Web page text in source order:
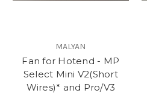
MALYAN
Fan for Hotend - MP
Select Mini V2(Short
Wires)* and Pro/V3